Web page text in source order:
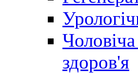
здоров'я